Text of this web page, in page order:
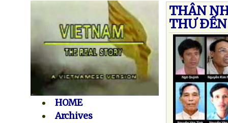
HOME
Archives
THÂN
THƯ